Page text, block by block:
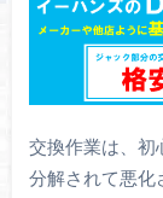
交換作業は、初
分解されて悪化